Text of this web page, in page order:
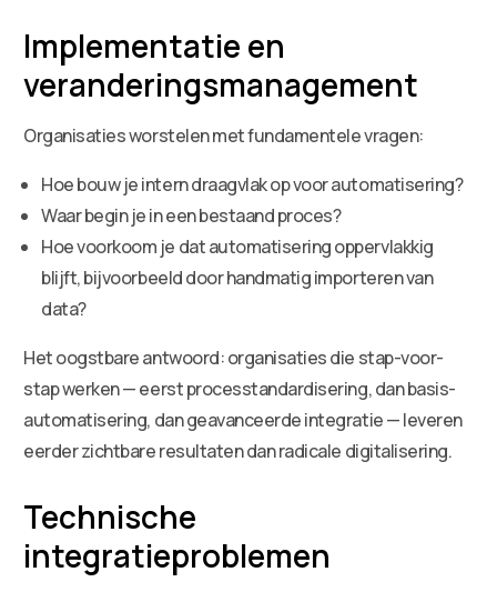
Implementatie en
veranderingsmanagement
Organisaties worstelen met fundamentele vragen:
Hoe bouw je intern draagvlak op voor automatisering?
Waar begin je in een bestaand proces?
Hoe voorkoom je dat automatisering oppervlakkig
blijft, bijvoorbeeld door handmatig importeren van
data?
Het oogstbare antwoord: organisaties die stap-voor-
stap werken — eerst processtandardisering, dan basis-
automatisering, dan geavanceerde integratie — leveren
eerder zichtbare resultaten dan radicale digitalisering.
Technische
integratieproblemen